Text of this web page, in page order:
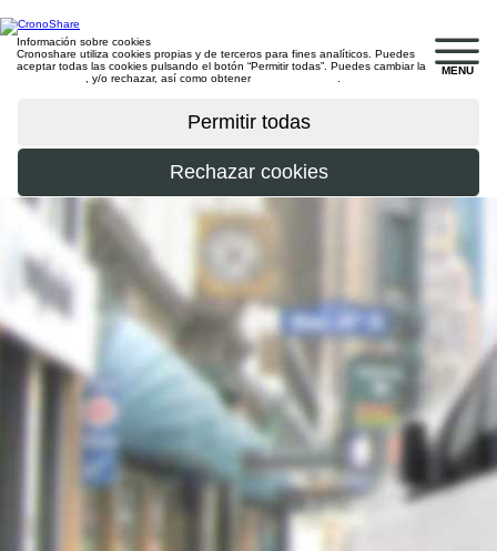
MENU
Información sobre cookies
Cronoshare utiliza cookies propias y de terceros para fines analíticos. Puedes
aceptar todas las cookies pulsando el botón “Permitir todas”. Puedes cambiar la
, y/o rechazar, así como obtener